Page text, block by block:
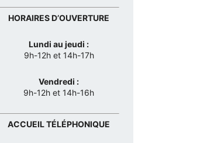
HORAIRES D’OUVERTURE
Lundi au jeudi :
9h-12h et 14h-17h
Vendredi :
9h-12h et 14h-16h
ACCUEIL TÉLÉPHONIQUE